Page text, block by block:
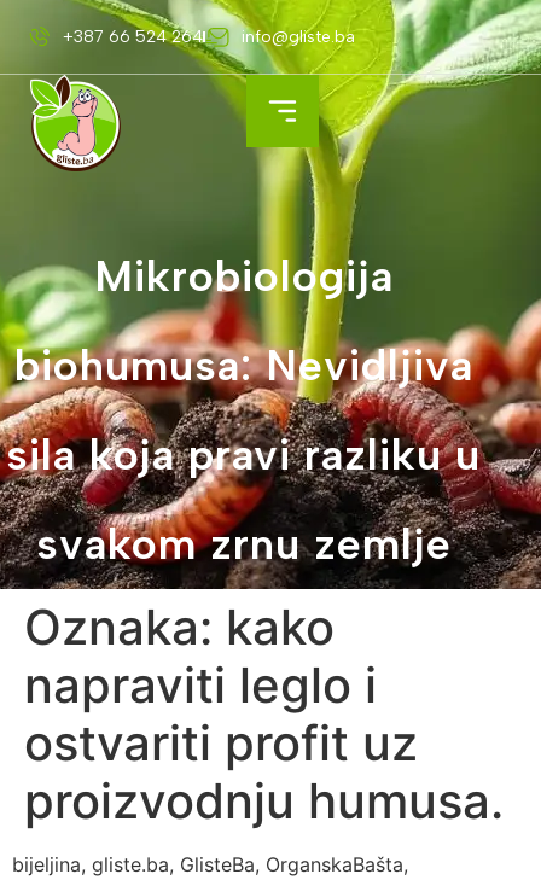
+387 66 524 264 info@gliste.ba
Mikrobiologija
biohumusa: Nevidljiva
sila koja pravi razliku u
svakom zrnu zemlje
Oznaka: kako
napraviti leglo i
ostvariti profit uz
proizvodnju humusa.
bijeljina, gliste.ba, GlisteBa, OrganskaBašta,